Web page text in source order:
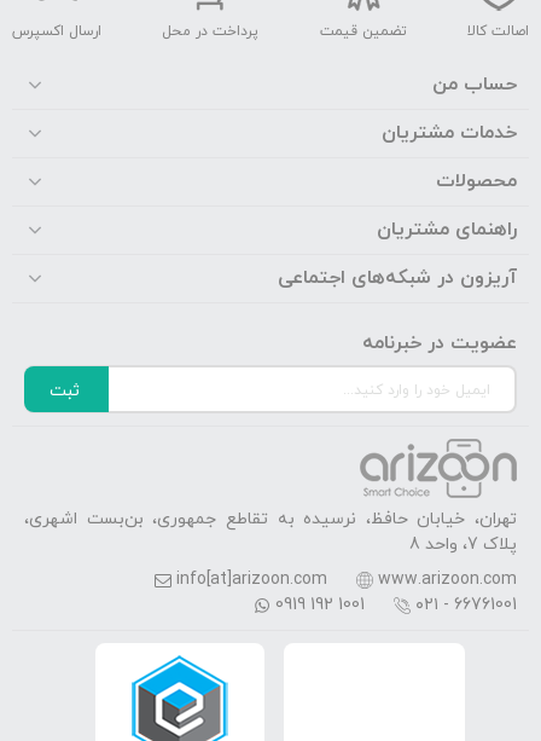
اصالت کالا تضمین قیمت پرداخت در محل ارسال اکسپرس
حساب من
خدمات مشتریان
محصولات
راهنمای مشتریان
آریزون در شبکه‌های اجتماعی
عضویت در خبرنامه
ثبت
تهران، خیابان حافظ، نرسیده به تقاطع جمهوری، بن‌بست اشهری،
پلاک 7، واحد 8
www.arizoon.com
info[at]arizoon.com
۰۲۱ - 66761001
0919 192 1001